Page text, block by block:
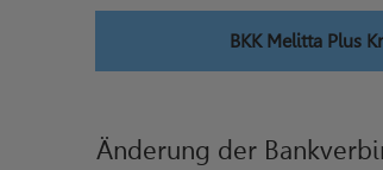
BKK Melitta Plus
Änderung der